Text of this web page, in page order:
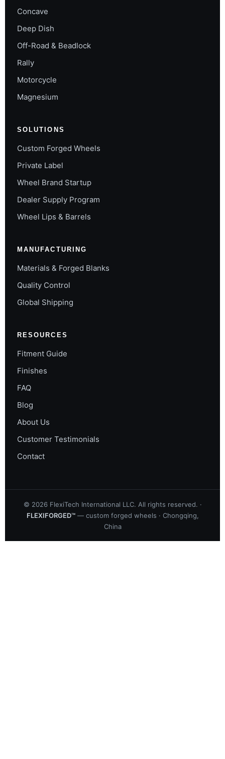
Concave
Deep Dish
Off-Road & Beadlock
Rally
Motorcycle
Magnesium
SOLUTIONS
Custom Forged Wheels
Private Label
Wheel Brand Startup
Dealer Supply Program
Wheel Lips & Barrels
MANUFACTURING
Materials & Forged Blanks
Quality Control
Global Shipping
RESOURCES
Fitment Guide
Finishes
FAQ
Blog
About Us
Customer Testimonials
Contact
© 2026FlexiTech International LLC. All rights reserved. ·
FLEXIFORGED™— custom forged wheels · Chongqing,
China